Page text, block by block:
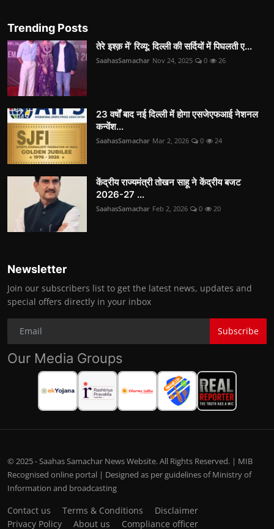
Trending Posts
तेरे इश्क़ में’ रिव्यू: दिल्ली की सर्दियों में पिघलती ए...
SaahasSamachar Nov 24, 2025 0 26
23 वर्षों बाद नई दिल्ली में होगा एसजेएफआई नेशनल
कन्वेंश...
SaahasSamachar Mar 2, 2026 0 24
केंद्रीय राज्यमंत्री तोखन साहू ने केंद्रीय बजट
2026-27 ...
SaahasSamachar Feb 2, 2026 0 20
Newsletter
Join our subscribers list to get the latest news, updates and
special offers directly in your inbox
Subscribe
Our Media Groups
© 2025 - Saahas Samachar News Website. All Rights Reserved. | MIB
Recognised online portal | Designed as per guidelines of Ministry of
Information and broadcasting
Contact us Terms & Conditions
Disclaimer
Privacy Policy
About us Compliance officer